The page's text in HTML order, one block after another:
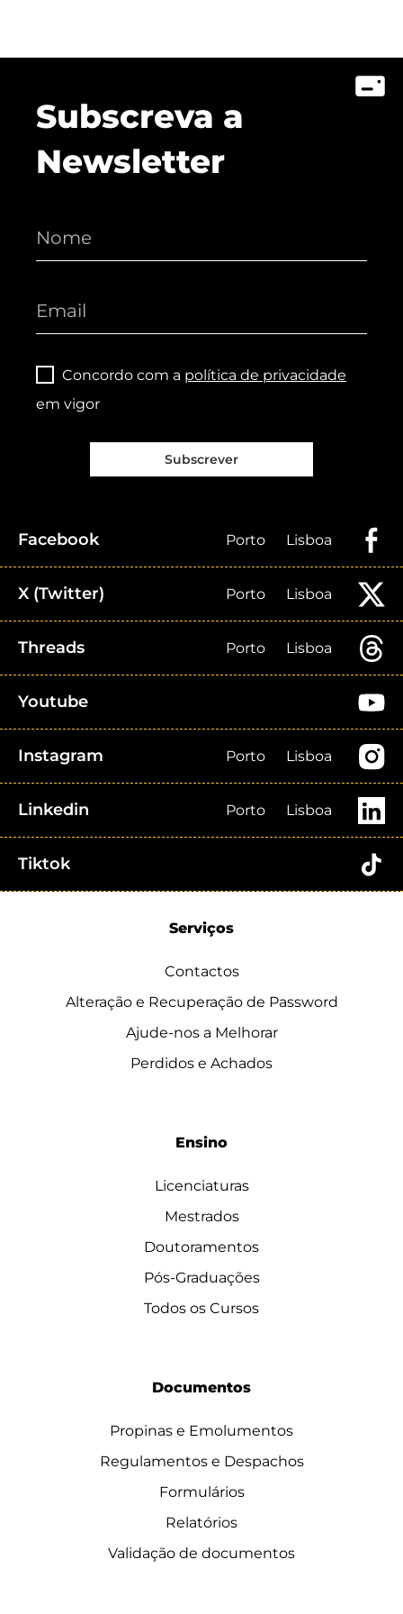
Subscreva a
Newsletter
Concordo com a política de privacidade
em vigor
Subscrever
Facebook Porto Lisboa
X (Twitter) Porto Lisboa
Threads Porto Lisboa
Youtube
Instagram Porto Lisboa
Linkedin Porto Lisboa
Tiktok
Serviços
Contactos
Alteração e Recuperação de Password
Ajude-nos a Melhorar
Perdidos e Achados
Ensino
Licenciaturas
Mestrados
Doutoramentos
Pós-Graduações
Todos os Cursos
Documentos
Propinas e Emolumentos
Regulamentos e Despachos
Formulários
Relatórios
Validação de documentos